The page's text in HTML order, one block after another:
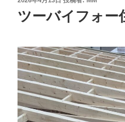
稿
日:
ツーバイフォー